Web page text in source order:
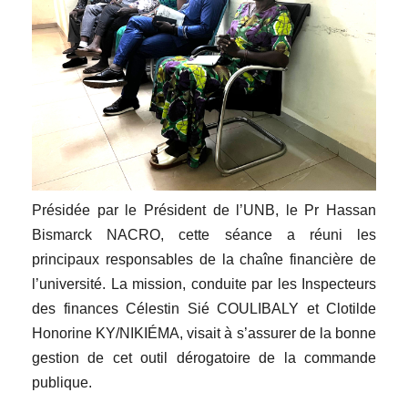
Présidée par le Président de l’UNB, le Pr Hassan
Bismarck NACRO, cette séance a réuni les
principaux responsables de la chaîne financière de
l’université. La mission, conduite par les Inspecteurs
des finances Célestin Sié COULIBALY et Clotilde
Honorine KY/NIKIÉMA, visait à s’assurer de la bonne
gestion de cet outil dérogatoire de la commande
publique.